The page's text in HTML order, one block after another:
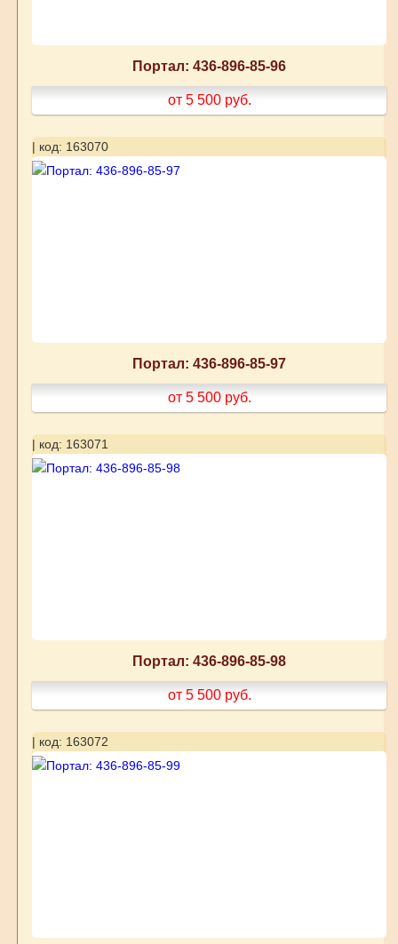
Портал: 436-896-85-96
от 5 500 руб.
| код: 163070
Портал: 436-896-85-97
от 5 500 руб.
| код: 163071
Портал: 436-896-85-98
от 5 500 руб.
| код: 163072